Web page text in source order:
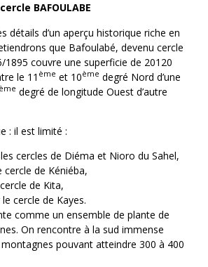
BAFOULABE
détails d’un aperçu historique riche en
que Bafoulabé, devenu cercle
couvre une superficie de 20120
le 11 ème et 10ème degré Nord d’une
ème degré de longitude Ouest d’autre
: il est limité :
cercles de Diéma et Nioro du Sahel,
cercle de Kéniéba,
de Kita,
le cercle de Kayes.
comme un ensemble de plante de
On rencontre à la sud immense
pouvant atteindre 300 à 400